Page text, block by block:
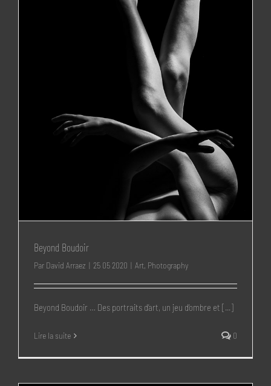
Beyond Boudoir
Par David Arraez | 25 05 2020 | Art, Photography
Beyond Boudoir … Des portraits d’art, un jeu d’ombre et [...]
Lire la suite 0